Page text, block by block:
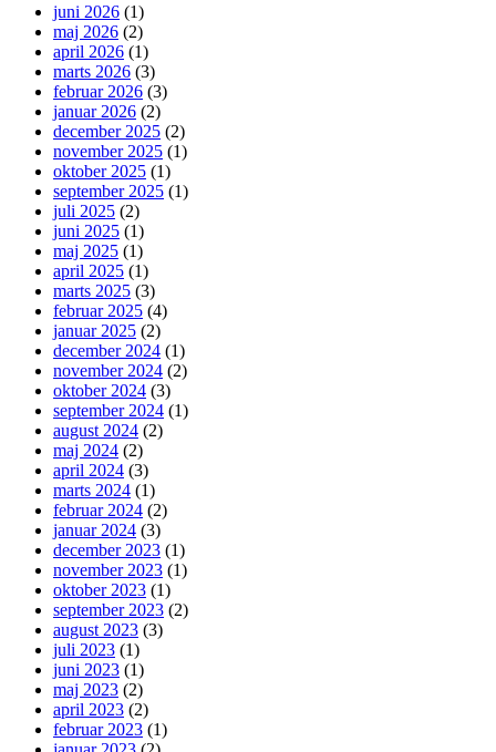
juni 2026 (1)
maj 2026 (2)
april 2026 (1)
marts 2026 (3)
februar 2026 (3)
januar 2026 (2)
december 2025 (2)
november 2025 (1)
oktober 2025 (1)
september 2025 (1)
juli 2025 (2)
juni 2025 (1)
maj 2025 (1)
april 2025 (1)
marts 2025 (3)
februar 2025 (4)
januar 2025 (2)
december 2024 (1)
november 2024 (2)
oktober 2024 (3)
september 2024 (1)
august 2024 (2)
maj 2024 (2)
april 2024 (3)
marts 2024 (1)
februar 2024 (2)
januar 2024 (3)
december 2023 (1)
november 2023 (1)
oktober 2023 (1)
september 2023 (2)
august 2023 (3)
juli 2023 (1)
juni 2023 (1)
maj 2023 (2)
april 2023 (2)
februar 2023 (1)